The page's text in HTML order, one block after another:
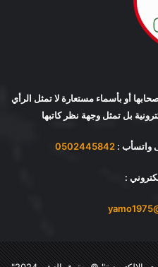
أو بأسماء مستعارة لا تمثل الرأي
بل تمثل وجهة نظر كاتبها
واتسأب : 0502445842
: